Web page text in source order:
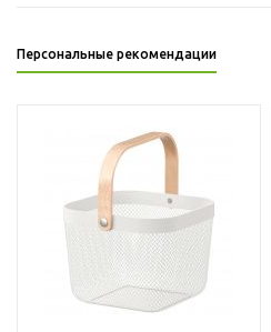
Персональные рекомендации